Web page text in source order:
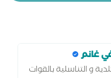
غانم
و التناسلية بالقوات